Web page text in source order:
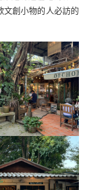
文創小物的人必訪的